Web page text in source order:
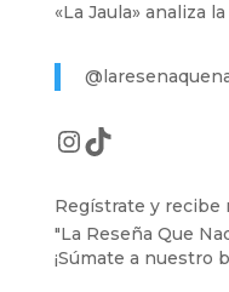
«La Jaula» analiza
Instagram
TikTok
Regístrate y recibe
"La Reseña Que
¡Súmate a nuestro